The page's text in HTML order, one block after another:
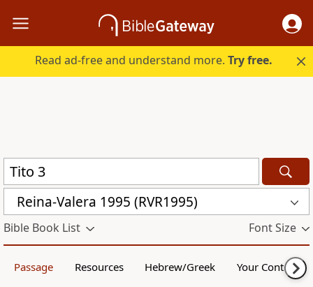
Read ad-free and understand more.Try free.
Reina-Valera 1995 (RVR1995)
Bible Book List Font Size
Passage Resources Hebrew/Greek Your Content